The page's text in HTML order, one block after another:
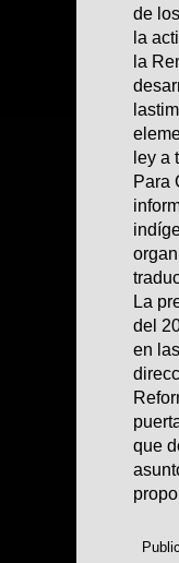
de
la
la
ley a
Para
La
del
en
que